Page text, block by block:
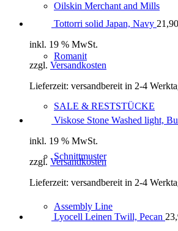
Oilskin Merchant and Mills
Romanit
SALE & RESTSTÜCKE
Schnittmuster
Assembly Line
Tottorri solid Japan, Navy 21,90
inkl. 19 % MwSt.
zzgl. Versandkosten
Lieferzeit: versandbereit in 2-4
Viskose Stone Washed light,
inkl. 19 % MwSt.
zzgl. Versandkosten
Lieferzeit: versandbereit in 2-4
Lyocell Leinen Twill, Pecan